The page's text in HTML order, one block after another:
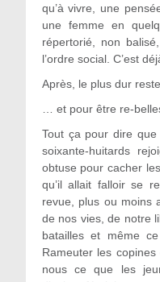
qu’à vivre, une
une femme en
répertorié, non
l’ordre social. C’est
Après, le plus dur
… et pour être re-
Tout ça pour dire
soixante-huitards
obtuse pour cacher
qu’il allait falloir se
revue, plus ou moins
de nos vies, de notre
batailles et même
Rameuter les
nous ce que les